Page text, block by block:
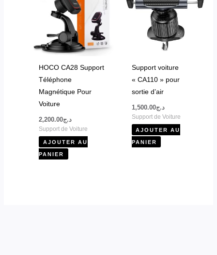
HOCO CA28 Support
Téléphone
Magnétique Pour
Voiture
د.ج2,200.00
Support de Voiture
AJOUTER AU
PANIER
Support voiture
« CA110 » pour
sortie d’air
د.ج1,500.00
Support de Voiture
AJOUTER AU
PANIER